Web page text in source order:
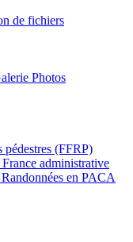
de fichiers
Photos
pédestres (FFRP)
France administrative
en PACA